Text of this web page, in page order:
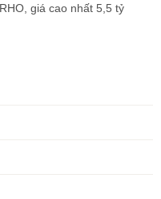
giá cao nhất 5,5 tỷ